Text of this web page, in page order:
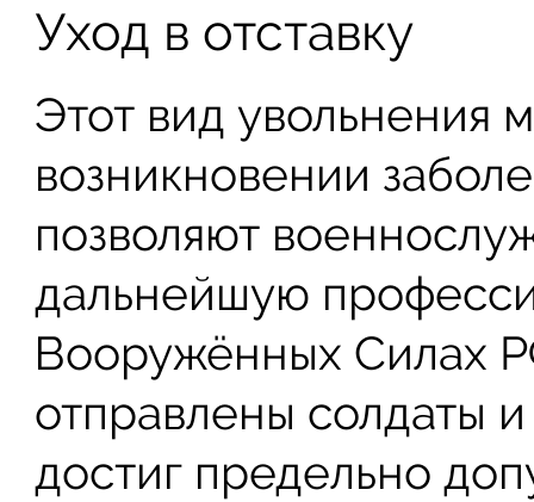
Уход в отставку
Этот вид увольнения
возникновении
позволяют
дальнейшую
Вооружённых Силах
отправлены солдаты
достиг предельно